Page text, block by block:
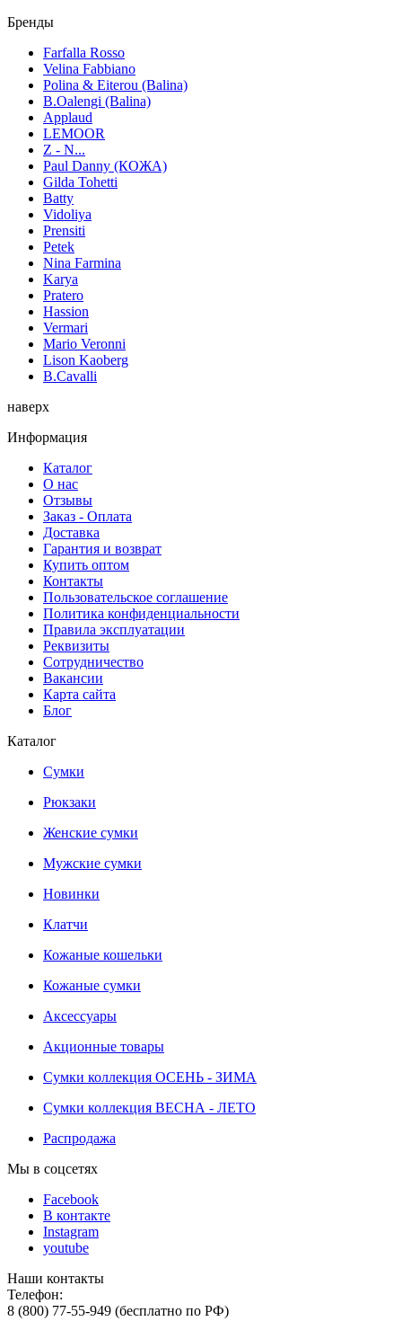
Бренды
Farfalla Rosso
Velina Fabbiano
Polina & Eiterou (Balina)
B.Oalengi (Balina)
Applaud
LEMOOR
Z - N...
Paul Danny (КОЖА)
Gilda Tohetti
Batty
Vidoliya
Prensiti
Petek
Nina Farmina
Karya
Pratero
Hassion
Vermari
Mario Veronni
Lison Kaoberg
B.Cavalli
наверх
Информация
Каталог
О нас
Отзывы
Заказ - Оплата
Доставка
Гарантия и возврат
Купить оптом
Контакты
Пользовательское соглашение
Политика конфиденциальности
Правила эксплуатации
Реквизиты
Сотрудничество
Вакансии
Карта сайта
Блог
Каталог
Сумки
Рюкзаки
Женские сумки
Мужские сумки
Новинки
Клатчи
Кожаные кошельки
Кожаные сумки
Аксессуары
Акционные товары
Сумки коллекция ОСЕНЬ - ЗИМА
Сумки коллекция ВЕСНА - ЛЕТО
Распродажа
Мы в соцсетях
Facebook
В контакте
Instagram
youtube
Наши контакты
Телефон:
8 (800) 77-55-949 (бесплатно по РФ)